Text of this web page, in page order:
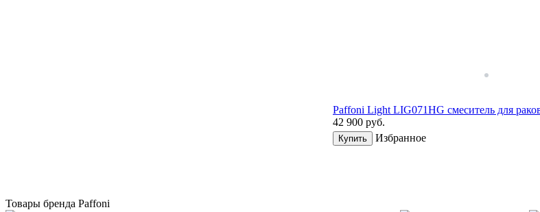
Paffoni Light LIG071HG смеситель для
42 900 руб.
Купить Избранное
Товары бренда Paffoni